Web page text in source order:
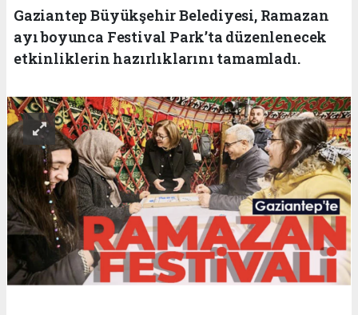
Gaziantep Büyükşehir Belediyesi, Ramazan
ayı boyunca Festival Park’ta düzenlenecek
etkinliklerin hazırlıklarını tamamladı.